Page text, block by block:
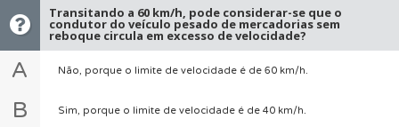
Transitando a 60 km/h, pode considerar-se que o
condutor do veículo pesado de mercadorias sem
reboque circula em excesso de velocidade?
A Não, porque o limite de velocidade é de 60 km/h.
B Sim, porque o limite de velocidade é de 40 km/h.